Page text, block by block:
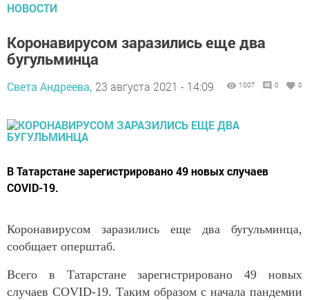
НОВОСТИ
Коронавирусом заразились еще два
бугульминца
Света Андреева, 23 августа 2021 - 14:09 1007 0 0
В Татарстане зарегистрировано 49 новых случаев
COVID-19.
Коронавирусом заразились еще два бугульминца,
сообщает оперштаб.
Всего в Татарстане зарегистрировано 49 новых
случаев COVID-19. Таким образом с начала пандемии